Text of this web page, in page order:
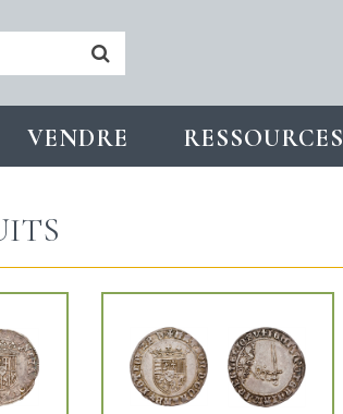
VENDRE RESSOURCES